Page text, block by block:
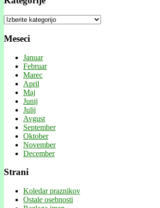
Kategorije
Meseci
Januar
Februar
Marec
April
Maj
Junij
Julij
Avgust
September
Oktober
November
December
Strani
Koledar praznikov
Ostale osebnosti